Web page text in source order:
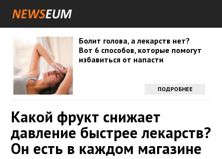
Болит голова, а лекарств нет?
Вот 6 способов, которые помогут
избавиться от напасти
ПОДРОБНЕЕ
Какой фрукт снижает
давление быстрее лекарств?
Он есть в каждом магазине